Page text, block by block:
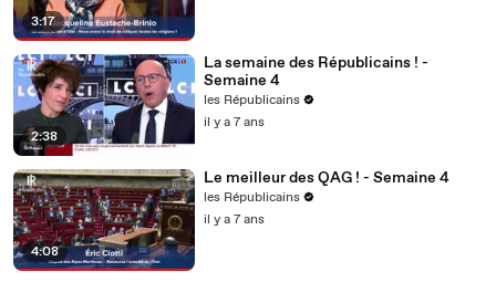
3:17
2:38
La semaine des Républicains ! -
Semaine 4
les Républicains
il y a 7 ans
4:08
Le meilleur des QAG ! - Semaine 4
les Républicains
il y a 7 ans